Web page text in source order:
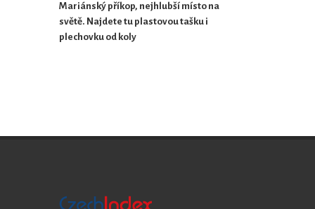
Mariánský příkop, nejhlubší místo na
světě. Najdete tu plastovou tašku i
plechovku od koly